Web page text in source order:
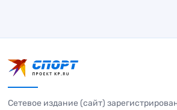
Сетевое издание (сайт)